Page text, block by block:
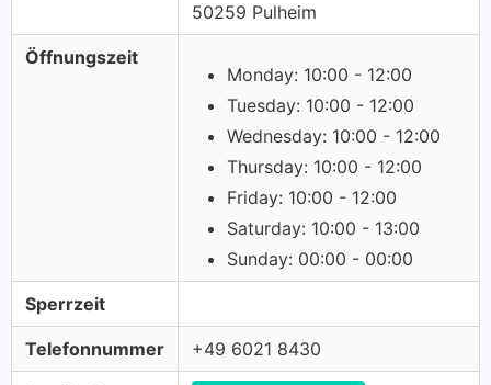
50259 Pulheim
Öffnungszeit
Monday: 10:00 - 12:00
Tuesday: 10:00 - 12:00
Wednesday: 10:00 - 12:00
Thursday: 10:00 - 12:00
Friday: 10:00 - 12:00
Saturday: 10:00 - 13:00
Sunday: 00:00 - 00:00
Sperrzeit
Telefonnummer +49 6021 8430